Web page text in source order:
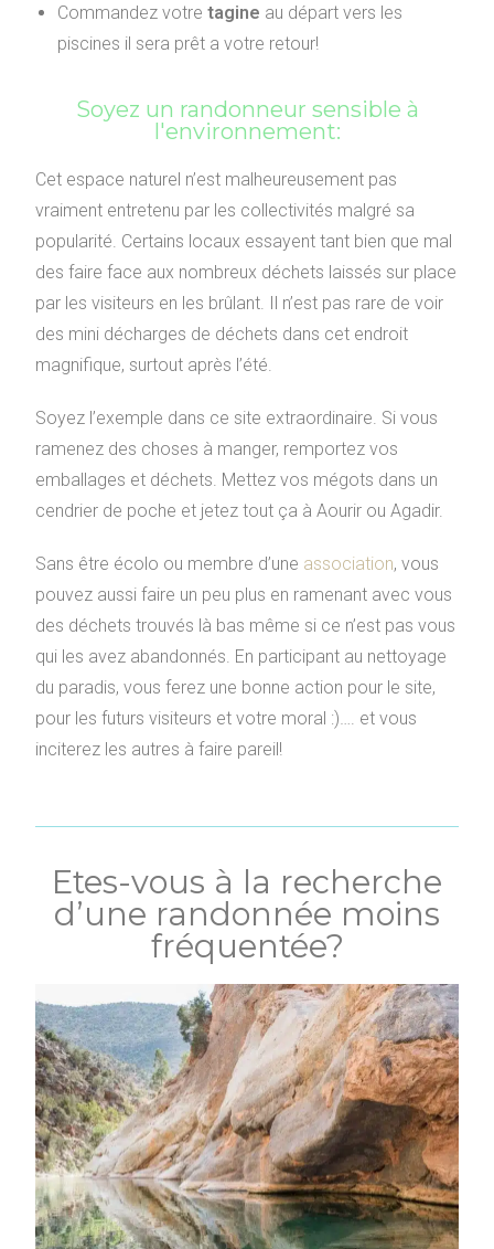
Commandez votretagine au départ vers les
piscines il sera prêt a votre retour!
Soyez un randonneur sensible à
l'environnement:
Cet espace naturel n’est malheureusement pas
vraiment entretenu par les collectivités malgré sa
popularité. Certains locaux essayent tant bien que mal
des faire face aux nombreux déchets laissés sur place
par les visiteurs en les brûlant. Il n’est pas rare de voir
des mini décharges de déchets dans cet endroit
magnifique, surtout après l’été.
Soyez l’exemple dans ce site extraordinaire. Si vous
ramenez des choses à manger, remportez vos
emballages et déchets. Mettez vos mégots dans un
cendrier de poche et jetez tout ça à Aourir ou Agadir.
Sans être écolo ou membre d’une association, vous
pouvez aussi faire un peu plus en ramenant avec vous
des déchets trouvés là bas même si ce n’est pas vous
qui les avez abandonnés. En participant au nettoyage
du paradis, vous ferez une bonne action pour le site,
pour les futurs visiteurs et votre moral :)…. et vous
inciterez les autres à faire pareil!
Etes-vous à la recherche
d’une randonnée moins
fréquentée?